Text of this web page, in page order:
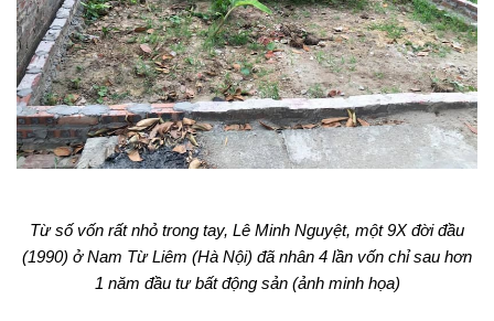
Từ số vốn rất nhỏ trong tay, Lê Minh Nguyệt, một 9X đời đầu
(1990) ở Nam Từ Liêm (Hà Nội) đã nhân 4 lần vốn chỉ sau hơn
1 năm đầu tư bất động sản (ảnh minh họa)